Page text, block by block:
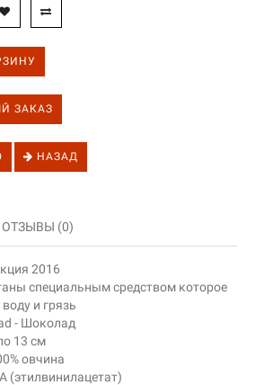
ЗАКАЗ
НАЗАД
ОТЗЫВЫ (0)
2016
специальным средством которое
и грязь
- Шоколад
13 см
овчина
(этилвинилацетат)